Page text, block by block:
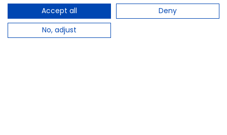
Accept all
Deny
No, adjust